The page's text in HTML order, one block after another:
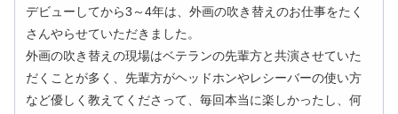
デビューしてから3～4年は、外画の吹き替えのお仕事をたく
さんやらせていただきました。
外画の吹き替えの現場はベテランの先輩方と共演させていた
だくことが多く、先輩方がヘッドホンやレシーバーの使い方
など優しく教えてくださって、毎回本当に楽しかったし、何